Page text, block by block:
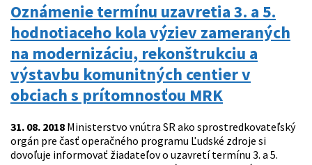
Oznámenie termínu uzavretia 3. a 5.
hodnotiaceho kola výziev zameraných
na modernizáciu, rekonštrukciu a
výstavbu komunitných centier v
obciach s prítomnosťou MRK
31. 08. 2018 Ministerstvo vnútra SR ako sprostredkovateľský
orgán pre časť operačného programu Ľudské zdroje si
dovoľuje informovať žiadateľov o uzavretí termínu 3. a 5.